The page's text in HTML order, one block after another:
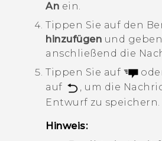
An ein.
Tippen Sie auf den
hinzufügen und
anschließend die
Tippen Sie auf
auf
, um die
Entwurf zu speichern.
Hinweis: